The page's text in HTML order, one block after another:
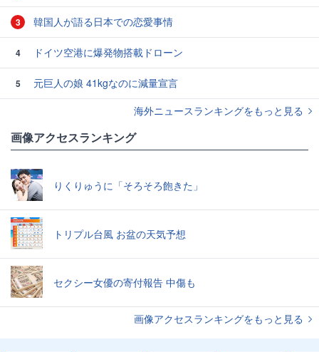
3 韓国人が語る日本での恋愛事情
4 ドイツ空港に爆発物搭載ドローン
5
元巨人の娘 41kgなのに減量宣言
海外ニュースランキングをもっと見る
画像アクセスランキング
りくりゅうに「そろそろ飽きた」
トリプル台風 お盆の天気予想
セクシー女優の寄付報告 中傷も
画像アクセスランキングをもっと見る